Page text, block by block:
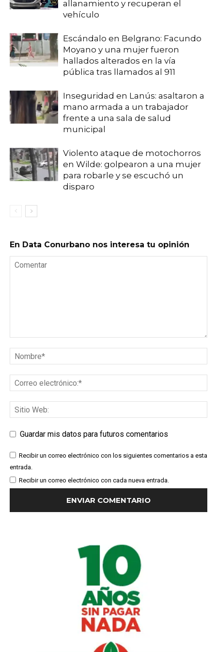
allanamiento y recuperan el
vehículo
Escándalo en Belgrano: Facundo
Moyano y una mujer fueron
hallados alterados en la vía
pública tras llamados al 911
Inseguridad en Lanús: asaltaron a
mano armada a un trabajador
frente a una sala de salud
municipal
Violento ataque de motochorros
en Wilde: golpearon a una mujer
para robarle y se escuchó un
disparo
En Data Conurbano nos interesa tu opinión
Guardar mis datos para futuros comentarios
Recibir un correo electrónico con los siguientes comentarios a esta
entrada.
Recibir un correo electrónico con cada nueva entrada.